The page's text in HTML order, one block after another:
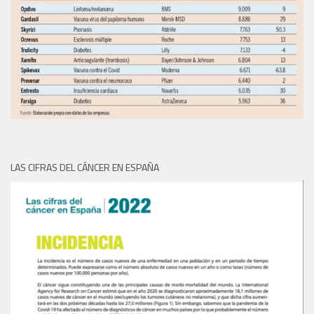
LAS CIFRAS DEL CÁNCER EN ESPAÑA